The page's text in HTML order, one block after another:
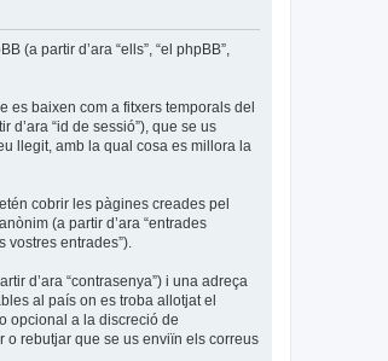
(a partir d’ara “ells”, “el phpBB”,
es baixen com a fitxers temporals del
d’ara “id de sessió”), que se us
llegit, amb la qual cosa es millora la
cobrir les pàgines creades pel
(a partir d’ara “entrades
vostres entrades”).
d’ara “contrasenya”) i una adreça
al país on es troba allotjat el
opcional a la discreció de
o rebutjar que se us enviïn els correus